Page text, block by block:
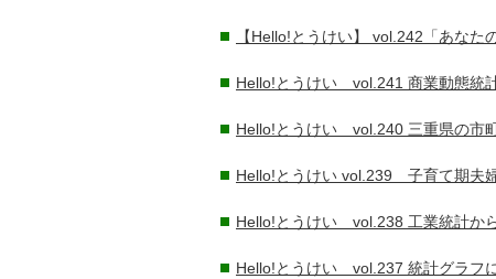
【Hello!とうけい】 vol.242「あなた
Hello!とうけい vol.241 商業動態統
Hello!とうけい vol.240 三重県の市
Hello!とうけい vol.239 子育て期夫
Hello!とうけい vol.238 工業統計か
Hello!とうけい vol.237 統計グラフ